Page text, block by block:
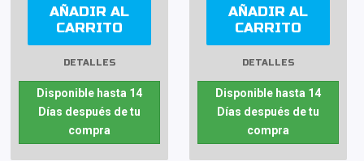
AÑADIR AL
CARRITO
DETALLES
Disponible hasta 14
Días después de tu
compra
AÑADIR AL
CARRITO
DETALLES
Disponible hasta 14
Días después de tu
compra